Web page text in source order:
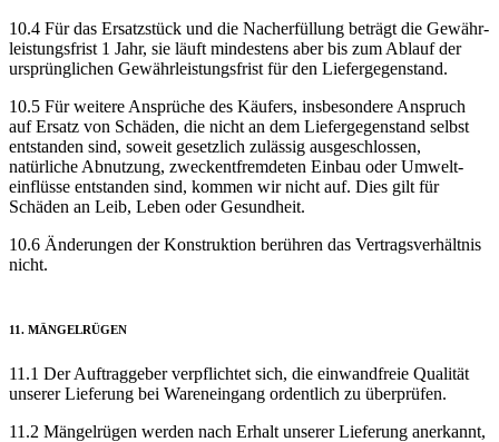
10.4 Für das Ersatzstück und die Nach­erfüllung beträgt die Gewähr­
leistungs­frist 1 Jahr, sie läuft mindestens aber bis zum Ablauf der
ursprünglichen Gewähr­leistungsfrist für den Liefer­gegenstand.
10.5 Für weitere Ansprüche des Käufers, insbesondere Anspruch
auf Ersatz von Schäden, die nicht an dem Liefer­gegenstand selbst
entstanden sind, soweit gesetzlich zulässig ausgeschlossen,
natürliche Abnutzung, zweck­entfremdeten Einbau oder Umwelt­
einflüsse entstanden sind, kommen wir nicht auf. Dies gilt für
Schäden an Leib, Leben oder Gesundheit.
10.6 Änderungen der Konstruktion berühren das Vertrags­verhältnis
nicht.
11. MÄNGEL­RÜGEN
11.1 Der Auftraggeber verpflichtet sich, die einwandfreie Qualität
unserer Lieferung bei Waren­eingang ordentlich zu überprüfen.
11.2 Mängelrügen werden nach Erhalt unserer Lieferung anerkannt,